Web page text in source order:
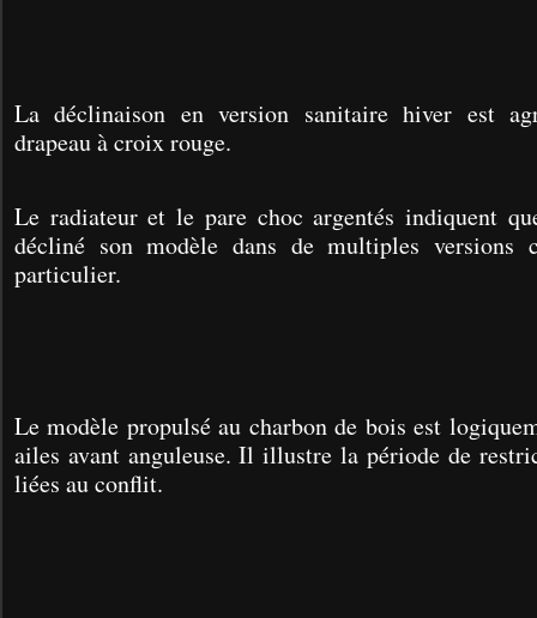
La déclinaison en version sanitaire hiver est
drapeau à croix rouge.
Le radiateur et le pare choc argentés indiquent
décliné son modèle dans de multiples versions
particulier.
Le modèle propulsé au charbon de bois est
ailes avant anguleuse. Il illustre la période de
liées au conflit.